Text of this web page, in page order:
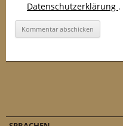
Datenschutzerklärung .